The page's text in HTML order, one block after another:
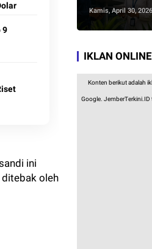
9
ini
oleh
Kamis, April 30, 2026
IKLAN ONLINE
Konten berikut adalah
Google. JemberTerkini.ID